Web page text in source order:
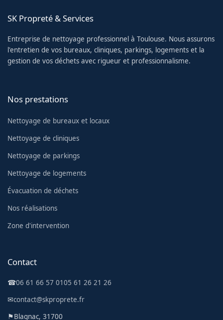
SK Propreté & Services
Entreprise de nettoyage professionnel à Toulouse. Nous assurons
l'entretien de vos bureaux, cliniques, parkings, logements et la
gestion de vos déchets avec rigueur et professionnalisme.
Nos prestations
Nettoyage de bureaux et locaux
Nettoyage de cliniques
Nettoyage de parkings
Nettoyage de logements
Évacuation de déchets
Nos réalisations
Zone d'intervention
Contact
☎06 61 66 57 0105 61 26 21 26
✉contact@skproprete.fr
⚑Blagnac, 31700